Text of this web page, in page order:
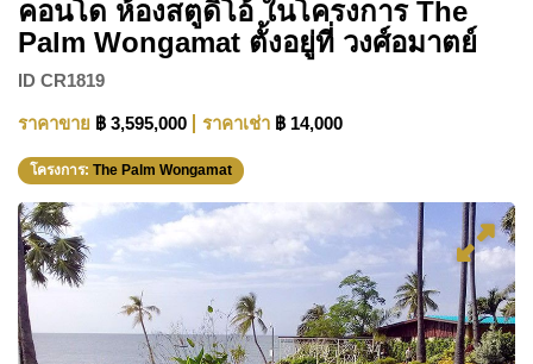
คอนโด ห้องสตูดิโอ้ ในโครงการ The
Palm Wongamat ตั้งอยู่ที่ วงศ์อมาตย์
ID CR1819
ราคาขาย ฿ 3,595,000 ราคาเช่า ฿ 14,000
โครงการ: The Palm Wongamat